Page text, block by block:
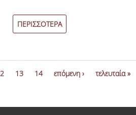
ΠΕΡΙΣΣΟΤΕΡΑ
13 14 επόμενη › τελευταία »